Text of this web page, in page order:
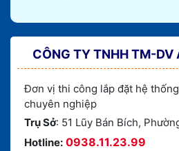
CÔNG TY TNHH TM-DV
Đơn vị thi công lắp đặt hệ
chuyên nghiệp
Trụ Sở: 51 Lũy Bán Bích,
Hotline: 0938.11.23.99